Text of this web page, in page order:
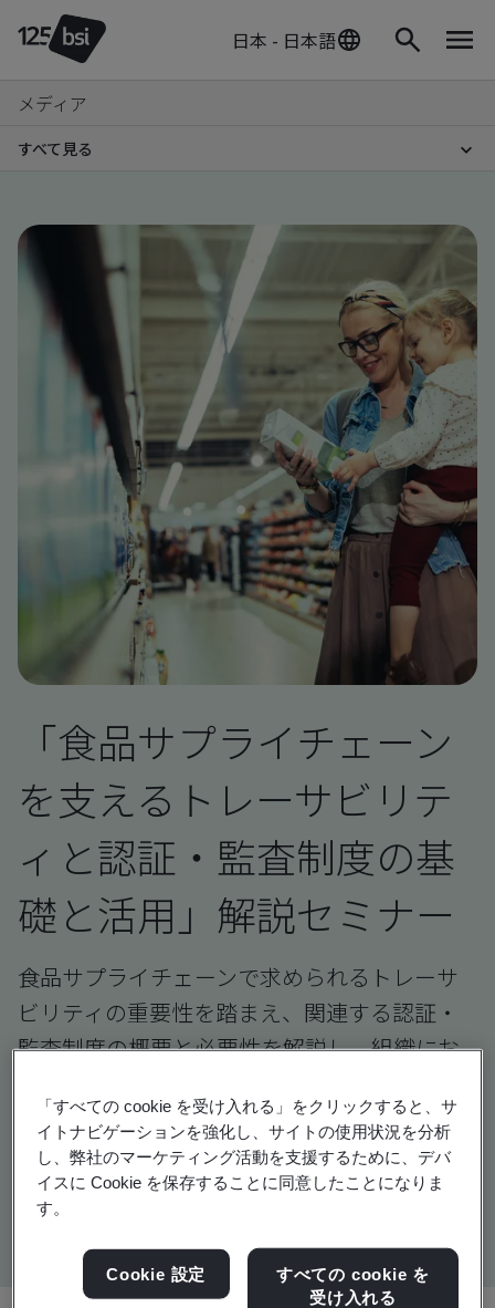
日本 - 日本語
メディア
すべて見る
「食品サプライチェーン
を支えるトレーサビリテ
ィと認証・監査制度の基
礎と活用」解説セミナー
食品サプライチェーンで求められるトレーサ
ビリティの重要性を踏まえ、関連する認証・
監査制度の概要と必要性を解説し、組織にお
（11/20（木）14:00～15:00） お申込みは締め
切らせていただきました。多数のお申込みを
ありがとうございました。
「すべての cookie を受け入れる」をクリックすると、サ
イトナビゲーションを強化し、サイトの使用状況を分析
し、弊社のマーケティング活動を支援するために、デバ
イスに Cookie を保存することに同意したことになりま
す。
Cookie 設定
すべての cookie を
受け入れる